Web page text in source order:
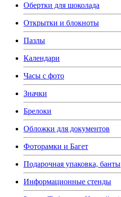
Обертки для шоколада
Открытки и блокноты
Пазлы
Календари
Часы с фото
Значки
Брелоки
Обложки для документов
Фоторамки и Багет
Подарочная упаковка, банты
Информационные стенды